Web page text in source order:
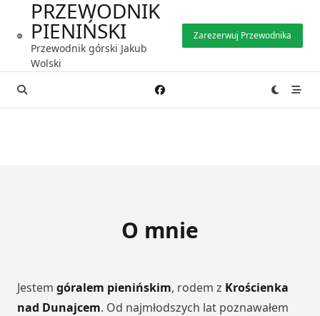
content
PRZEWODNIK
PIENIŃSKI
Przewodnik górski Jakub
Wolski
Zarezerwuj Przewodnika
O mnie
Jestem góralem pienińskim, rodem z Krościenka
nad Dunajcem. Od najmłodszych lat poznawałem